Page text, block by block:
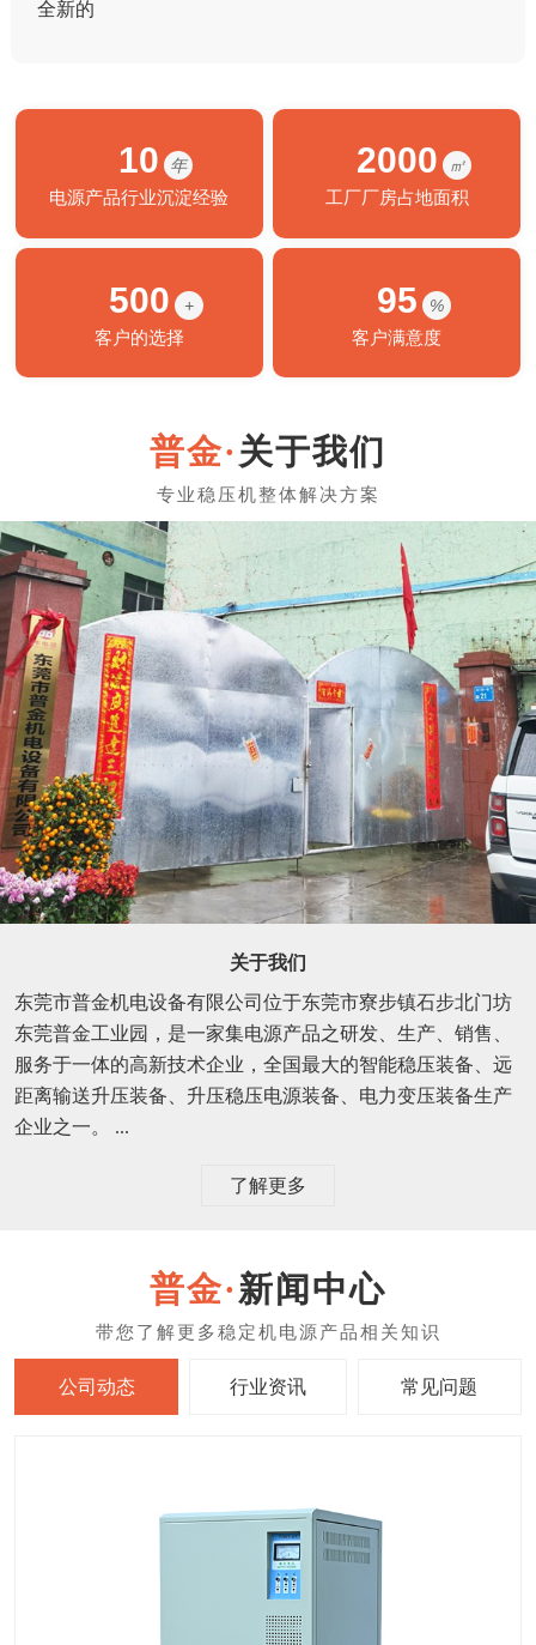
全新的
10
年
电源产品行业沉淀经验
2000
㎡
工厂厂房占地面积
500
+
客户的选择
95
%
客户满意度
关于我们
关于我们
东莞市普金机电设备有限公司位于东莞市寮步镇石步北门坊
东莞普金工业园，是一家集电源产品之研发、生产、销售、
服务于一体的高新技术企业，全国最大的智能稳压装备、远
距离输送升压装备、升压稳压电源装备、电力变压装备生产
企业之一。 ...
了解更多
新闻中心
公司动态 行业资讯 常见问题